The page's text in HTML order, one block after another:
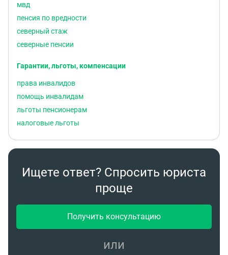
мвд
пенсия по вредности
северный стаж
северные пенсии
Гарантии, льготы, компенсации
права инвалидов
помощь инвалидам
льготы пенсионерам
налоговые льготы
Ищете ответ? Спросить юриста
проще
Получить консультацию
или